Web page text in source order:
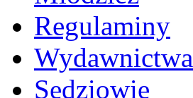
Regulaminy
Wydawnictwa
Sędziowie